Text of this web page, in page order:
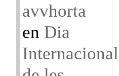
avvhorta
en Dia
Internacional